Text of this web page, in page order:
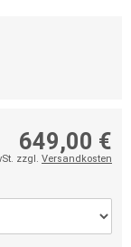
649,00 €
zzgl. Versandkosten